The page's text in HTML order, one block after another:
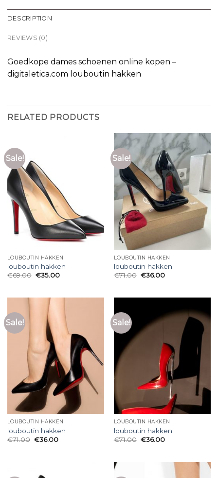
DESCRIPTION
REVIEWS (0)
Goedkope dames schoenen online kopen –
digitaletica.com louboutin hakken
RELATED PRODUCTS
Sale!
LOUBOUTIN HAKKEN
louboutin hakken
€69.00 €35.00
Sale!
LOUBOUTIN HAKKEN
louboutin hakken
€71.00 €36.00
Sale!
LOUBOUTIN HAKKEN
louboutin hakken
€71.00 €36.00
Sale!
LOUBOUTIN HAKKEN
louboutin hakken
€71.00 €36.00